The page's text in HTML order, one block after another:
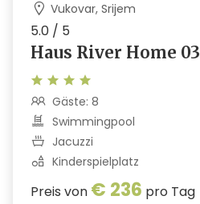
Vukovar, Srijem
5.0 / 5
Haus River Home 03
Gäste: 8
Swimmingpool
Jacuzzi
Kinderspielplatz
Preis von € 236 pro Tag